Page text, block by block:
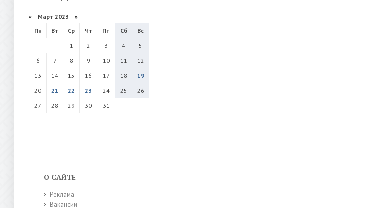
« Март 2023 »
Пн
Вт Ср Чт Пт Сб
Вс
1
2 3 4
5
6
7 8 9 10 11
12
13
14 15 16 17 18
19
20
21 22 23 24 25
26
27
28 29 30 31
О САЙТЕ
Реклама
Вакансии